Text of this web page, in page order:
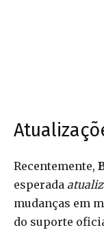
Recentemente,
esperada
mudanças em
do suporte